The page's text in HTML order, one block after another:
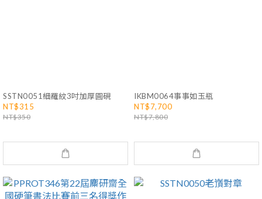
SSTN0051細羅紋3吋加厚圓硯
NT$315
NT$350
IKBM0064事事如玉瓶
NT$7,700
NT$7,800